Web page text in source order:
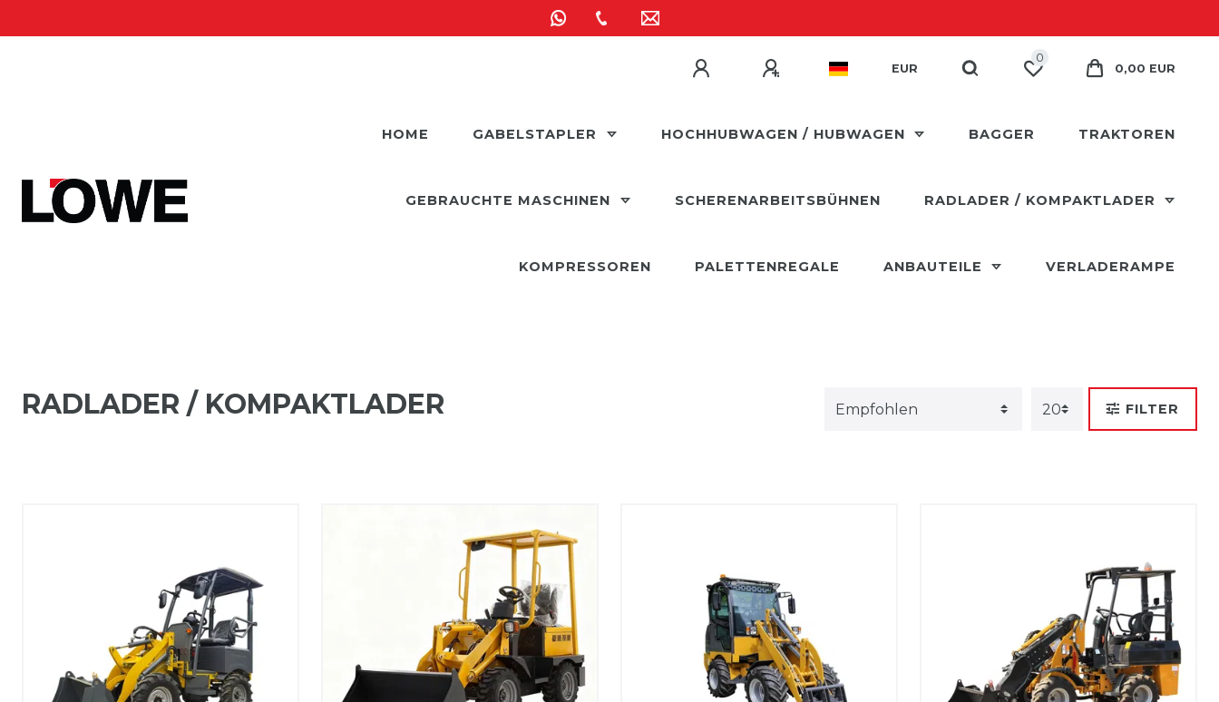
EUR
0
0,00 EUR
HOME GABELSTAPLER HOCHHUBWAGEN / HUBWAGEN BAGGER TRAKTOREN
GEBRAUCHTE MASCHINEN SCHERENARBEITSBÜHNEN RADLADER / KOMPAKTLADER
KOMPRESSOREN PALETTENREGALE ANBAUTEILE VERLADERAMPE
RADLADER / KOMPAKTLADER FILTER